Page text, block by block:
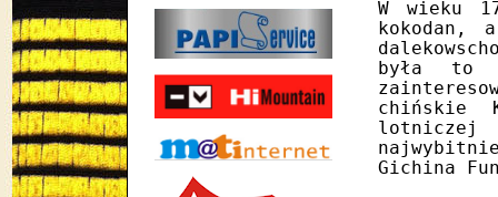
W wieku
kokodan,
była to
chińskie
Gichina